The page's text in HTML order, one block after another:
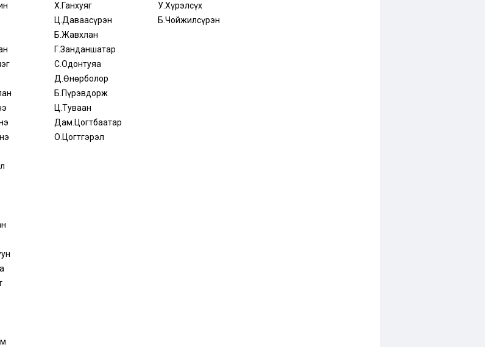
Х.Ганхуяг
Ц.Даваасүрэн
Б.Жавхлан
Г.Занданшатар
С.Одонтуяа
Д.Өнөрболор
Б.Пүрэвдорж
Ц.Туваан
Дам.Цогтбаатар
О.Цогтгэрэл
У.Хүрэлсүх
Б.Чойжилсүрэн